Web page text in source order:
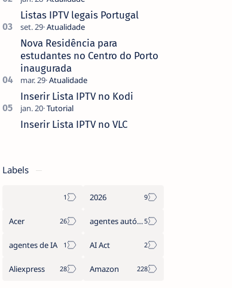
que não pediste, ban…
Listas IPTV legais Portugal
Nova Residência para
estudantes no Centro do Porto
inaugurada
Inserir Lista IPTV no Kodi
Inserir Lista IPTV no VLC
Labels
2026
Acer agentes autónomos
agentes de IA AI Act
Aliexpress Amazon